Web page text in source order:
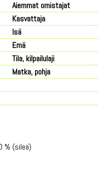
Aiemmat omistajat
Kasvattaja
Isä
Emä
Tila, kilpailulaji
Matka, pohja
% (sileä)